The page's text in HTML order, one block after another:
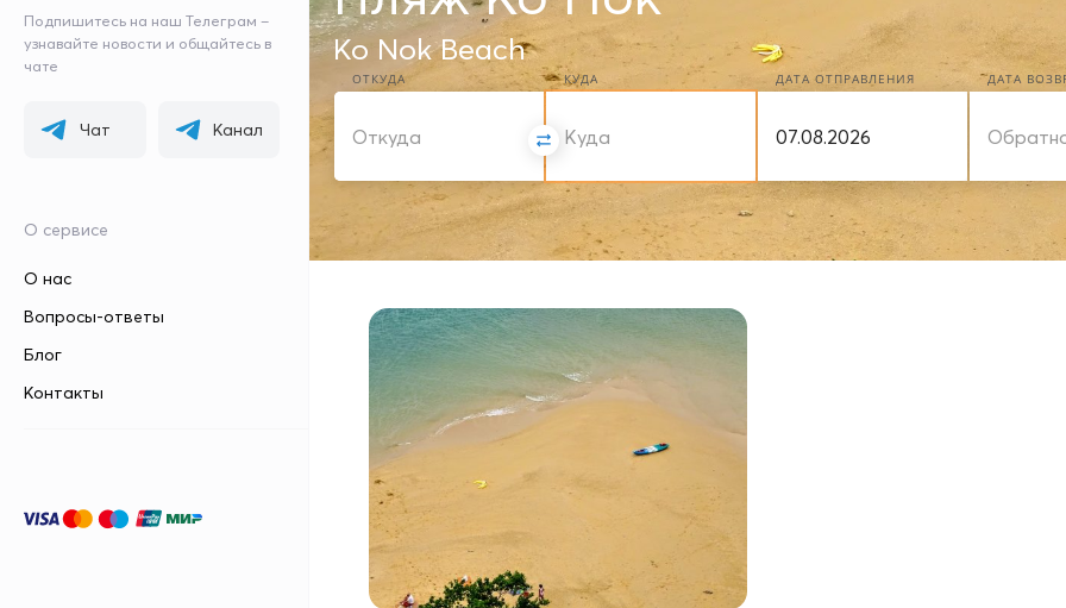
Подпишитесь на наш Телеграм –
узнавайте новости и общайтесь в
чате
Чат Канал
О сервисе
О нас
Вопросы-ответы
Блог
Контакты
Ko Nok Beach
ОТКУДА КУДА ДАТА ОТПРАВЛЕНИЯ ДАТА